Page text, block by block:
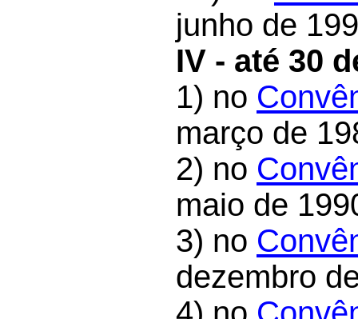
junho de
IV - até 30
1) no
março de
2) no
maio de
3) no
dezembro